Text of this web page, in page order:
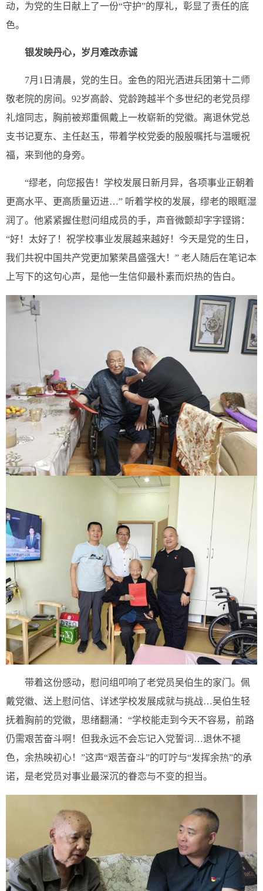
动，为党的生日献上了一份“守护”的厚礼，彰显了责任的底
色。
银发映丹心，岁月难改赤诚
7月1日清晨，党的生日。金色的阳光洒进兵团第十二师
敬老院的房间。92岁高龄、党龄跨越半个多世纪的老党员缪
礼煊同志，胸前被郑重佩戴上一枚崭新的党徽。离退休党总
支书记夏东、主任赵玉，带着学校党委的殷殷嘱托与温暖祝
福，来到他的身旁。
“缪老，向您报告！学校发展日新月异，各项事业正朝着
更高水平、更高质量迈进…” 听着学校的发展，缪老的眼眶湿
润了。他紧紧握住慰问组成员的手，声音微颤却字字铿锵：
“好！太好了！祝学校事业发展越来越好！今天是党的生日，
我们共祝中国共产党更加繁荣昌盛强大！” 老人随后在笔记本
上写下的这句心声，是他一生信仰最朴素而炽热的告白。
带着这份感动，慰问组叩响了老党员吴伯生的家门。佩
戴党徽、送上慰问信、详述学校发展成就与挑战…吴伯生轻
抚着胸前的党徽，思绪翻涌：“学校能走到今天不容易，前路
仍需艰苦奋斗啊！但我永远不会忘记入党誓词…退休不褪
色，余热映初心！”这声“艰苦奋斗”的叮咛与“发挥余热”的承
诺，是老党员对事业最深沉的眷恋与不变的担当。